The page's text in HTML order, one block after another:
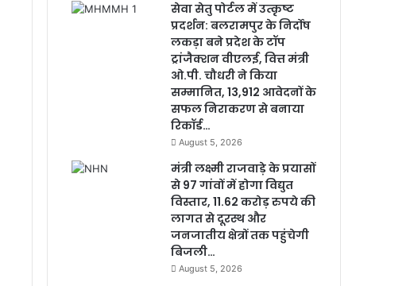
सेवा सेतु पोर्टल में उत्कृष्ट
प्रदर्शन: बलरामपुर के निर्दोष
लकड़ा बने प्रदेश के टॉप
ट्रांजैक्शन वीएलई, वित्त मंत्री
ओ.पी. चौधरी ने किया
सम्मानित, 13,912 आवेदनों के
सफल निराकरण से बनाया
रिकॉर्ड…
August 5, 2026
मंत्री लक्ष्मी राजवाड़े के प्रयासों
से 97 गांवों में होगा विद्युत
विस्तार, 11.62 करोड़ रुपये की
लागत से दूरस्थ और
जनजातीय क्षेत्रों तक पहुंचेगी
बिजली…
August 5, 2026